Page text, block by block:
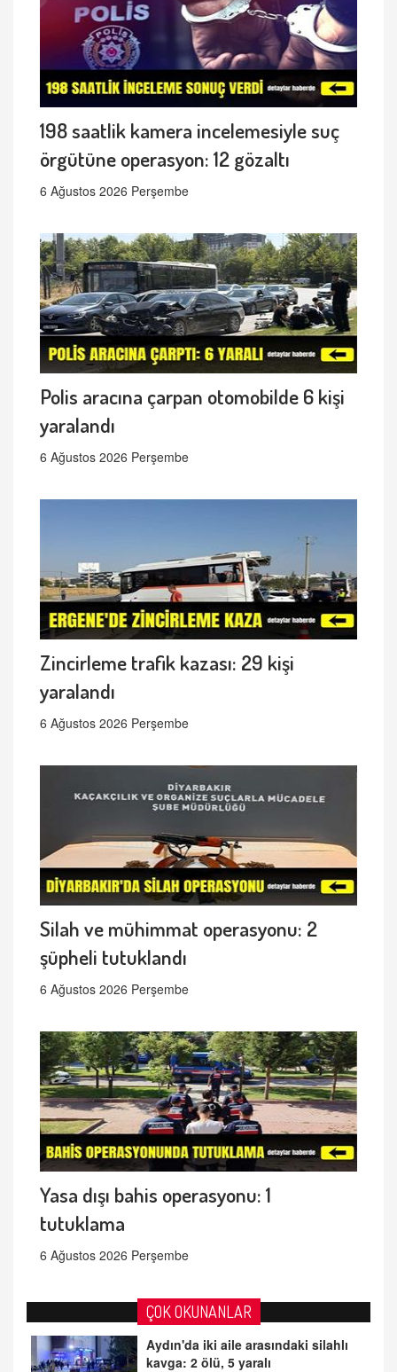
198 saatlik kamera incelemesiyle suç
örgütüne operasyon: 12 gözaltı
6 Ağustos 2026 Perşembe
Polis aracına çarpan otomobilde 6 kişi
yaralandı
6 Ağustos 2026 Perşembe
Zincirleme trafik kazası: 29 kişi
yaralandı
6 Ağustos 2026 Perşembe
Silah ve mühimmat operasyonu: 2
şüpheli tutuklandı
6 Ağustos 2026 Perşembe
Yasa dışı bahis operasyonu: 1
tutuklama
6 Ağustos 2026 Perşembe
ÇOK OKUNANLAR
Aydın'da iki aile arasındaki silahlı
kavga: 2 ölü, 5 yaralı